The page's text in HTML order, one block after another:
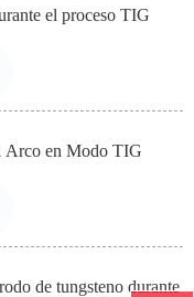
el proceso TIG
Arco en Modo TIG
de tungsteno durante